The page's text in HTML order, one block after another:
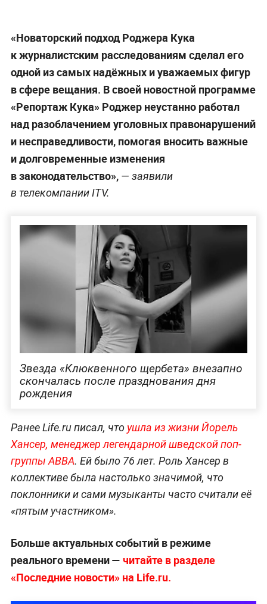
«Новаторский подход Роджера Кука
к журналистским расследованиям сделал его
одной из самых надёжных и уважаемых фигур
в сфере вещания. В своей новостной программе
«Репортаж Кука» Роджер неустанно работал
над разоблачением уголовных правонарушений
и несправедливости, помогая вносить важные
и долговременные изменения
в законодательство»,— заявили
в телекомпании ITV.
Звезда «Клюквенного щербета» внезапно
скончалась после празднования дня
рождения
Ранее Life.ru писал, что ушла из жизни Йорель
Хансер, менеджер легендарной шведской поп-
группы ABBA. Ей было 76 лет. Роль Хансер в
коллективе была настолько значимой, что
поклонники и сами музыканты часто считали её
«пятым участником».
Больше актуальных событий в режиме
реального времени — читайте в разделе
«Последние новости» на Life.ru.